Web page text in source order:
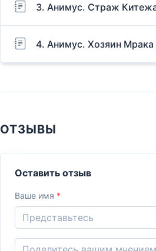
3. Анимус. Страж
4. Анимус. Хозяин Мрака
ОТЗЫВЫ
Оставить отзыв
Ваше имя *